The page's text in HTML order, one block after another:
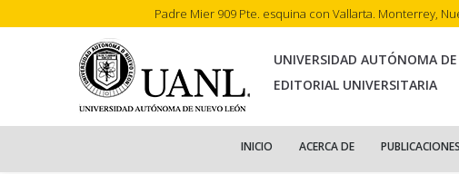
Padre Mier 909 Pte. esquina con Vallarta. Monterrey,
UNIVERSIDAD AUTÓNOMA
EDITORIAL UNIVERSITARIA
INICIO ACERCA DE PUBLICACIONES
INICIO